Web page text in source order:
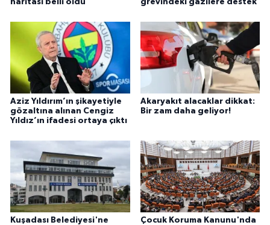
haritası belli oldu
grevindeki gazilere destek
Aziz Yıldırım’ın şikayetiyle
gözaltına alınan Cengiz
Yıldız’ın ifadesi ortaya çıktı
Akaryakıt alacaklar dikkat:
Bir zam daha geliyor!
Kuşadası Belediyesi'ne
Çocuk Koruma Kanunu'nda